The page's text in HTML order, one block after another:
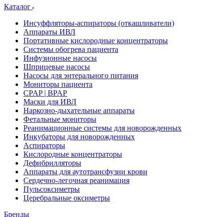
Каталог
Инсуффляторы-аспираторы (откашливатели)
Аппараты ИВЛ
Портативные кислородные концентраторы
Системы обогрева пациента
Инфузионные насосы
Шприцевые насосы
Насосы для энтерального питания
Мониторы пациента
CPAP | BPAP
Маски для ИВЛ
Наркозно-дыхательные аппараты
Фетальные мониторы
Реанимационные системы для новорожденных
Инкубаторы для новорожденных
Аспираторы
Кислородные концентраторы
Дефибрилляторы
Аппараты для аутотрансфузии крови
Сердечно-легочная реанимация
Пульсоксиметры
Церебральные оксиметры
Бренды